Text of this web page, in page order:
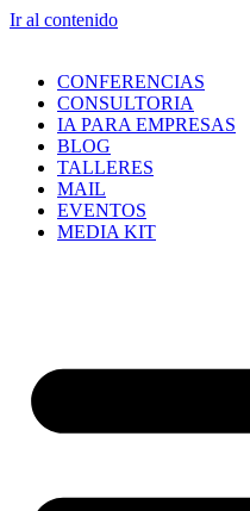
Ir al contenido
CONFERENCIAS
CONSULTORIA
IA PARA EMPRESAS
BLOG
TALLERES
MAIL
EVENTOS
MEDIA KIT